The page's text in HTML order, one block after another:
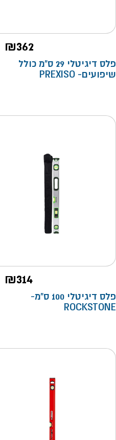
₪362
פלס דיגיטלי 29 ס"מ כולל
שיפועים- PREXISO
₪314
פלס דיגיטלי 100 ס"מ-
ROCKSTONE